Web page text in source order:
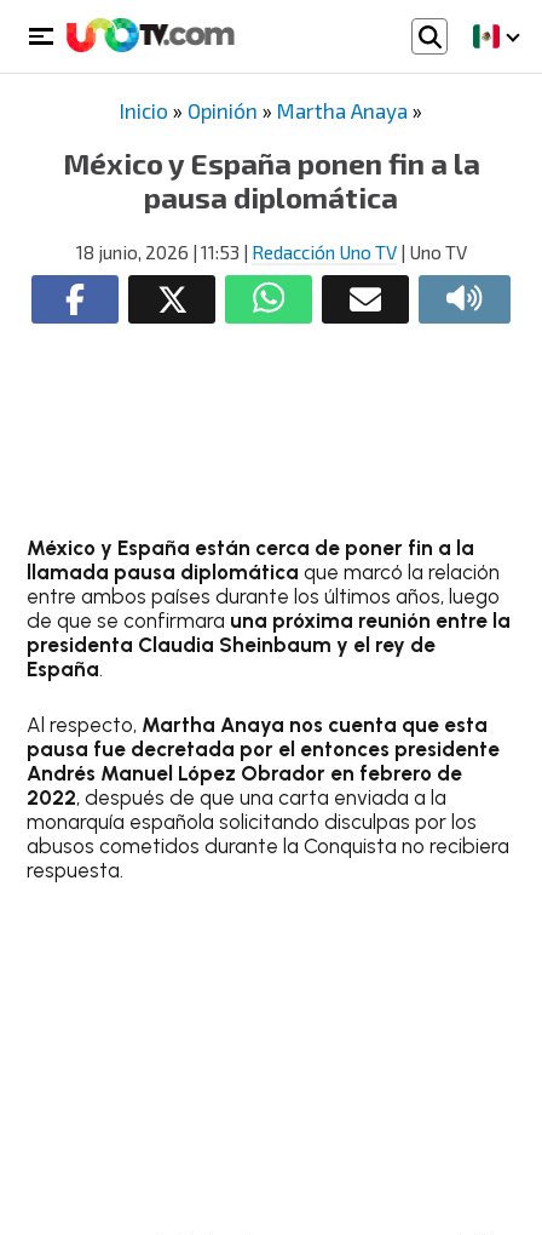
Inicio » Opinión » Martha Anaya »
México y España ponen fin a la
pausa diplomática
18 junio, 2026 | 11:53 | Redacción Uno TV| Uno TV
México y España están cerca de poner fin a la
llamada pausa diplomáticaque marcó la relación
entre ambos países durante los últimos años, luego
de que se confirmara una próxima reunión entre la
presidenta Claudia Sheinbaum y el rey de
España.
Al respecto, Martha Anaya nos cuenta que esta
pausa fue decretada por el entonces presidente
Andrés Manuel López Obrador en febrero de
2022, después de que una carta enviada a la
monarquía española solicitando disculpas por los
abusos cometidos durante la Conquista no recibiera
respuesta.